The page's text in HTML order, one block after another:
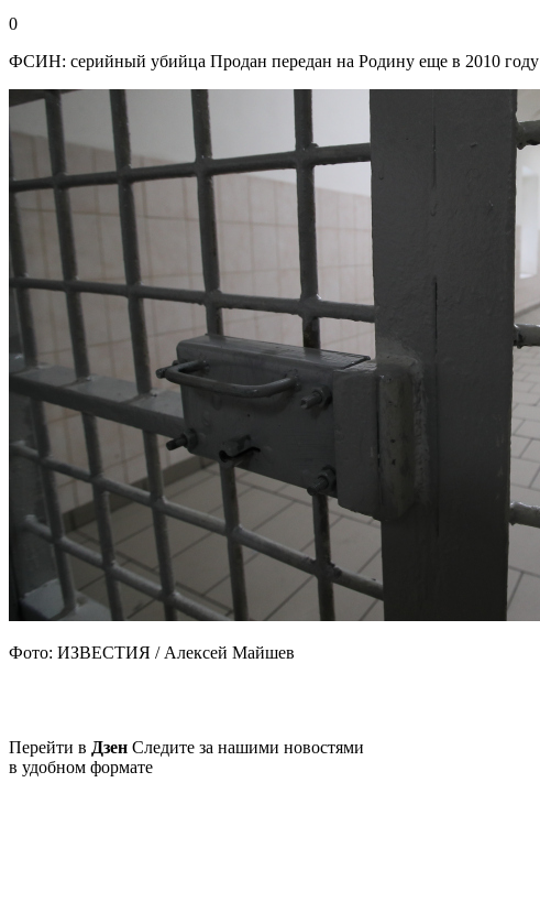
0
ФСИН: серийный убийца Продан передан на Родину еще в 2010 году
Фото: ИЗВЕСТИЯ / Алексей Майшев
Перейти в Дзен Следите за нашими новостями
в удобном формате